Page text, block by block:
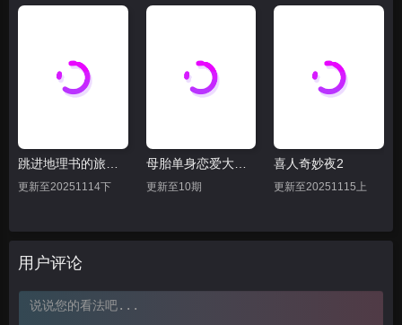
20250818上 20250818下 20250819
20250829下 20250829上 20250830
20250905上
更新至20251114下
母胎单身恋爱大作战
更新至10期
喜人奇妙夜2
更新至20251115上
用户评论